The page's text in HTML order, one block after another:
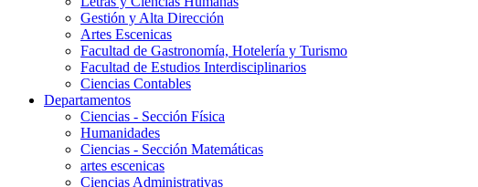
Gestión y Alta Dirección
Artes Escenicas
Facultad de Gastronomía, Hotelería y Turismo
Facultad de Estudios Interdisciplinarios
Ciencias Contables
Departamentos
Ciencias - Sección Física
Humanidades
Ciencias - Sección Matemáticas
artes escenicas
Ciencias Administrativas